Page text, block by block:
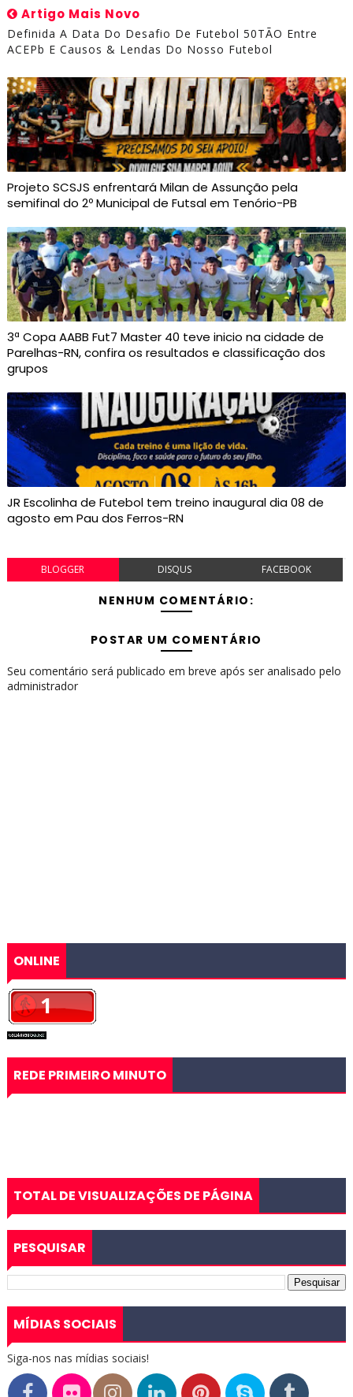
Artigo Mais Novo
Definida A Data Do Desafio De Futebol 50TÃO Entre
ACEPb E Causos & Lendas Do Nosso Futebol
Projeto SCSJS enfrentará Milan de Assunção pela
semifinal do 2º Municipal de Futsal em Tenório-PB
3ª Copa AABB Fut7 Master 40 teve inicio na cidade de
Parelhas-RN, confira os resultados e classificação dos
grupos
JR Escolinha de Futebol tem treino inaugural dia 08 de
agosto em Pau dos Ferros-RN
BLOGGER DISQUS FACEBOOK
NENHUM COMENTÁRIO:
POSTAR UM COMENTÁRIO
Seu comentário será publicado em breve após ser analisado pelo
administrador
ONLINE
REDE PRIMEIRO MINUTO
TOTAL DE VISUALIZAÇÕES DE PÁGINA
PESQUISAR
MÍDIAS SOCIAIS
Siga-nos nas mídias sociais!